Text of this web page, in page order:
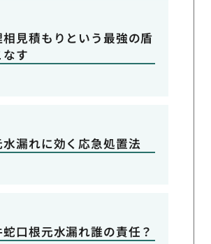
見積もりという最強の盾
す
漏れに効く応急処置法
口根元水漏れ誰の責任？